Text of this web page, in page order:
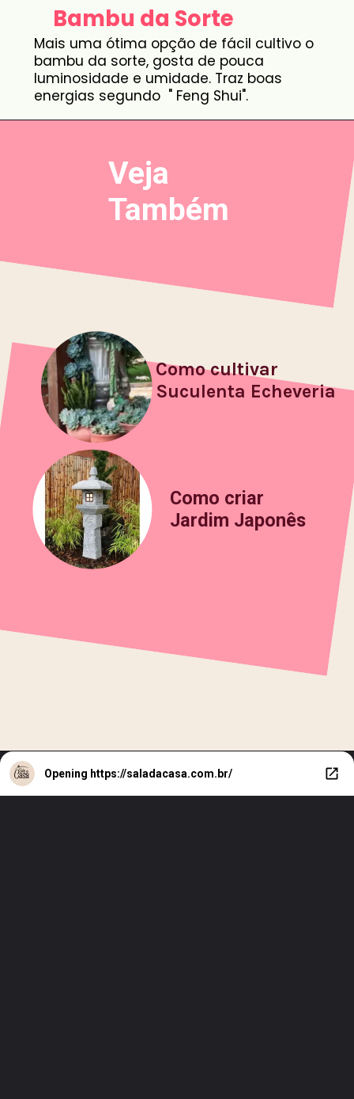
Bambu da Sorte
Mais uma ótima opção de fácil cultivo o
bambu da sorte, gosta de pouca
luminosidade e umidade. Traz boas
energias segundo " Feng Shui".
Veja
Também
Como cultivar
Suculenta Echeveria
Como criar
Jardim Japonês
Opening https://saladacasa.com.br/